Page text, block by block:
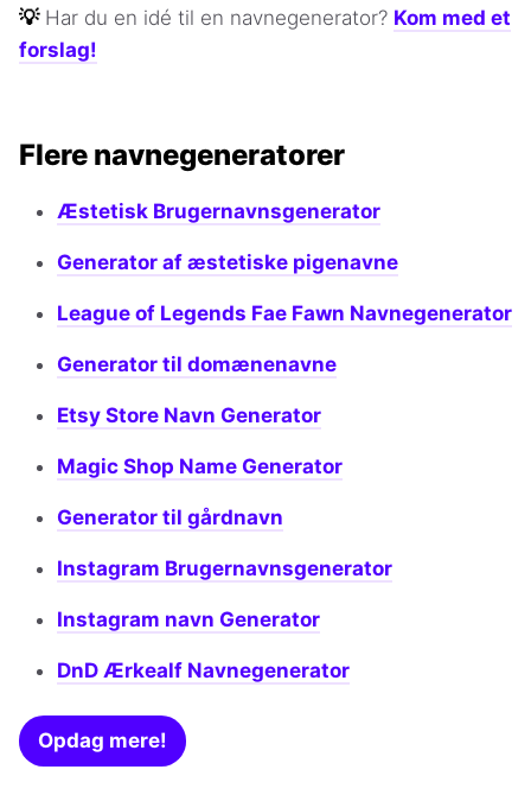
💡 Har du en idé til en navnegenerator? Kom med et
forslag!
Flere navnegeneratorer
Æstetisk Brugernavnsgenerator
Generator af æstetiske pigenavne
League of Legends Fae Fawn Navnegenerator
Generator til domænenavne
Etsy Store Navn Generator
Magic Shop Name Generator
Generator til gårdnavn
Instagram Brugernavnsgenerator
Instagram navn Generator
DnD Ærkealf Navnegenerator
Opdag mere!